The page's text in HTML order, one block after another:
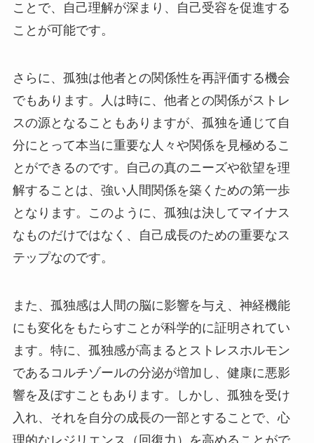
ことで、自己理解が深まり、自己受容を促進する
ことが可能です。
さらに、孤独は他者との関係性を再評価する機会
でもあります。人は時に、他者との関係がストレ
スの源となることもありますが、孤独を通じて自
分にとって本当に重要な人々や関係を見極めるこ
とができるのです。自己の真のニーズや欲望を理
解することは、強い人間関係を築くための第一歩
となります。このように、孤独は決してマイナス
なものだけではなく、自己成長のための重要なス
テップなのです。
また、孤独感は人間の脳に影響を与え、神経機能
にも変化をもたらすことが科学的に証明されてい
ます。特に、孤独感が高まるとストレスホルモン
であるコルチゾールの分泌が増加し、健康に悪影
響を及ぼすこともあります。しかし、孤独を受け
入れ、それを自分の成長の一部とすることで、心
理的なレジリエンス（回復力）を高めることがで